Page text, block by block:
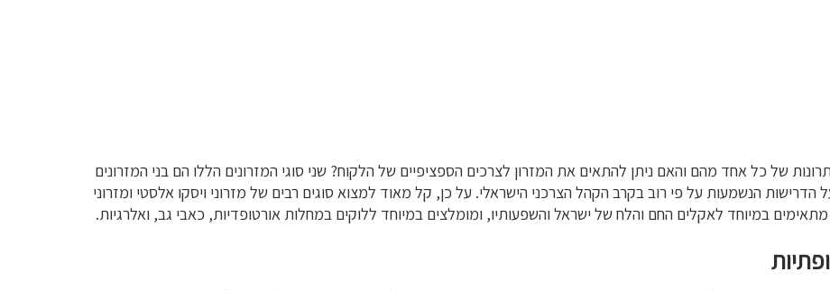
של כל אחד מהם והאם ניתן להתאים את המזרון לצרכים הספציפיים של הלקוח? שני סוגי המזרונים הללו הם בני המזרונים
הדרישות הנשמעות על פי רוב בקרב הקהל הצרכני הישראלי. על כן, קל מאוד למצוא סוגים רבים של מזרוני ויסקו אלסטי ומזרוני
במיוחד לאקלים החם והלח של ישראל והשפעותיו, ומומלצים במיוחד ללוקים במחלות אורטופדיות, כאבי גב, ואלרגיות.